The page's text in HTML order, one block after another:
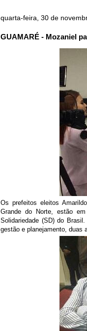
quarta-feira, 30 de
GUAMARÉ - Mozaniel
Os prefeitos eleitos
Grande do Norte, estão
Solidariedade (SD) do
gestão e planejamento, duas